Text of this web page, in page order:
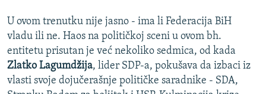
U ovom trenutku nije jasno - ima li Federacija BiH
vladu ili ne. Haos na političkoj sceni u ovom bh.
entitetu prisutan je već nekoliko sedmica, od kada
Zlatko Lagumdžija, lider SDP-a, pokušava da izbaci iz
vlasti svoje dojučerašnje političke saradnike - SDA,